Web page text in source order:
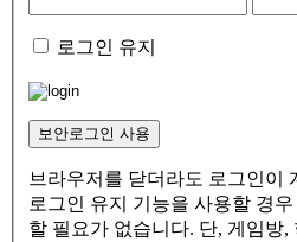
로그인 유지
보안로그인 사용
브라우저를 닫더라도 로그인이
로그인 유지 기능을 사용할 경
할 필요가 없습니다. 단, 게임방,